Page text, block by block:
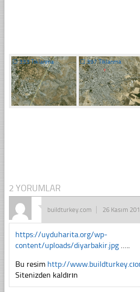
☐333 Tıklanma ☐397 Tıklanma
2 YORUMLAR
buildturkey.com 26 Kasım
https://uyduharita.org/wp-
content/uploads/diyarbakir.jpg…..
Bu resim http://
Sitenizden kaldırın